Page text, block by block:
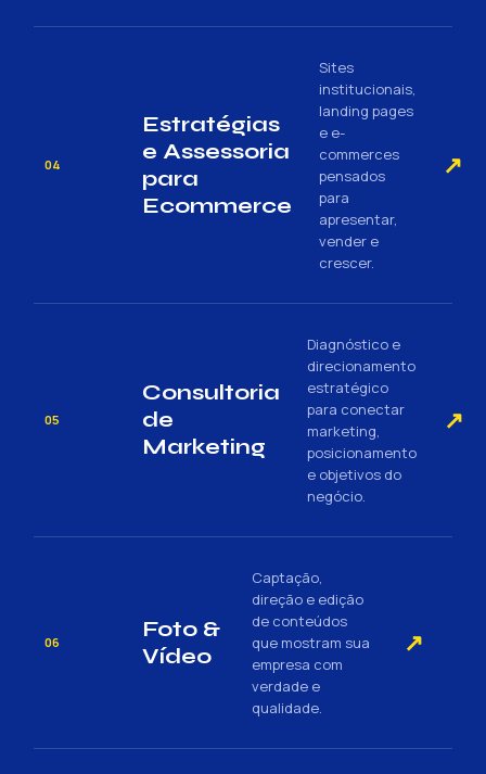
04
Estratégias
e Assessoria
para
Ecommerce
Sites
institucionais,
landing pages
e e-
commerces
pensados
para
apresentar,
vender e
crescer.
↗
05
Consultoria
de
Marketing
Diagnóstico e
direcionamento
estratégico
para conectar
marketing,
posicionamento
e objetivos do
negócio.
↗
06
Foto &
Vídeo
Captação,
direção e edição
de conteúdos
que mostram sua
empresa com
verdade e
qualidade.
↗